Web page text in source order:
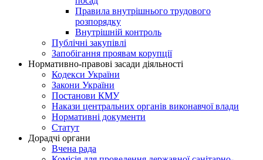
Правила внутрішнього трудового
розпорядку
Внутрішній контроль
Публічні закупівлі
Запобігання проявам корупції
Нормативно-правові засади діяльності
Кодекси України
Закони України
Постанови КМУ
Накази центральних органів виконавчої влади
Нормативні документи
Статут
Дорадчі органи
Вчена рада